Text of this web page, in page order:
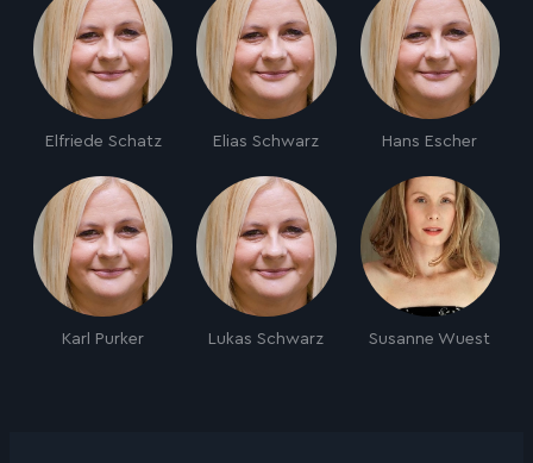
Elfriede Schatz Elias Schwarz Hans Escher
Karl Purker Lukas Schwarz Susanne Wuest